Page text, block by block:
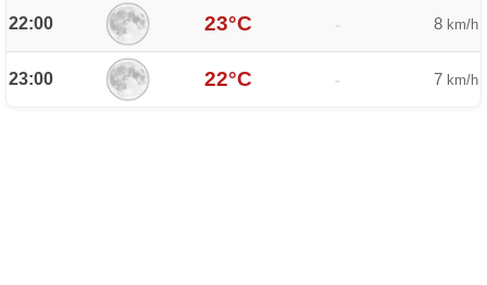
22:00 23°C - 8 km/h
23:00 22°C - 7 km/h